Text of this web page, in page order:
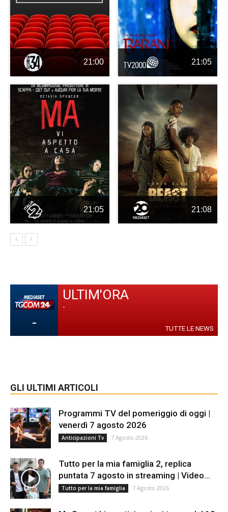
21:00 21:05
21:05 21:08
-
ULTIM'ORA
-
TUTTE LE NEWS
GLI ULTIMI ARTICOLI
Programmi TV del pomeriggio di oggi |
venerdì 7 agosto 2026
Anticipazioni Tv 7 Agosto 2026
Tutto per la mia famiglia 2, replica
puntata 7 agosto in streaming | Video...
Tutto per la mia famiglia 7 Agosto 2026